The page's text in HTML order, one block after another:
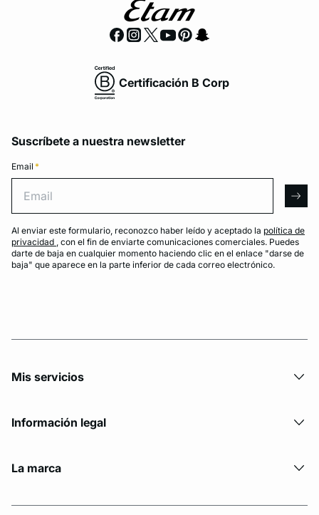
Certificación B Corp
Suscríbete a nuestra newsletter
Email *
Al enviar este formulario, reconozco haber leído y aceptado la política de
privacidad , con el fin de enviarte comunicaciones comerciales. Puedes
darte de baja en cualquier momento haciendo clic en el enlace "darse de
baja" que aparece en la parte inferior de cada correo electrónico.
Mis servicios
Información legal
La marca